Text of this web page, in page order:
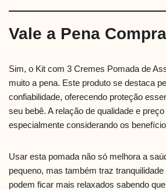
Vale a Pena
Sim, o Kit com 3 Cremes Pomada de
muito a pena. Este produto se destaca
confiabilidade, oferecendo proteção
seu bebê. A relação de qualidade e
especialmente considerando os
Usar esta pomada não só melhora a
pequeno, mas também traz
podem ficar mais relaxados sabendo